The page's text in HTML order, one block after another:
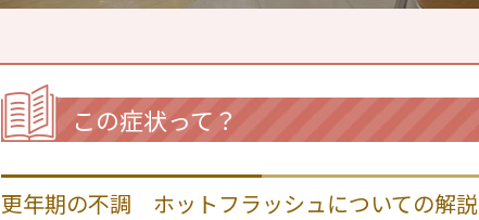
この症状って？
更年期の不調 ホットフラッシュについての解説